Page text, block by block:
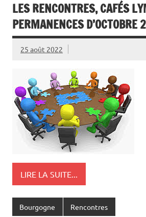
LES RENCONTRES, CAFÉS
PERMANENCES D’OCTOBRE
25 août 2022
LIRE LA SUITE...
Bourgogne Rencontres